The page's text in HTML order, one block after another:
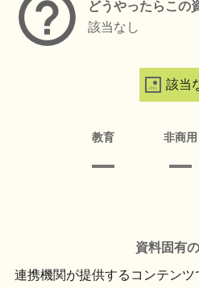
どうやったらこの
該当なし
該当
教育 非商用
資料固有
連携機関が提供するコンテンツ